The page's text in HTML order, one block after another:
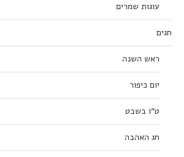
עוגות שמרים
חגים
ראש השנה
יום כיפור
ט”ו בשבט
חג האהבה